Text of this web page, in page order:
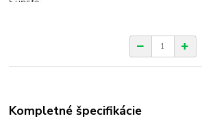
Kompletné špecifikácie